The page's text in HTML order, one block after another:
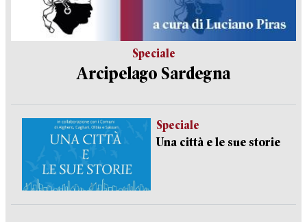
Speciale
Arcipelago Sardegna
Speciale
Una città e le sue storie